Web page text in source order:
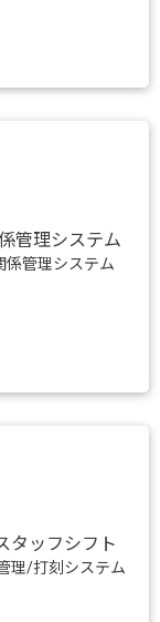
係管理システム
理/打刻システム